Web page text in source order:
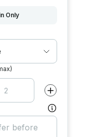
Only
par Augmenter la